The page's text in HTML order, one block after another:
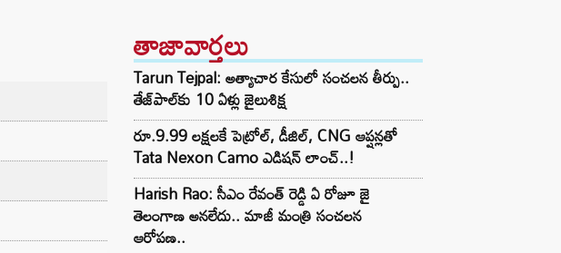
తాజావార్తలు
Tarun Tejpal: అత్యాచార కేసులో సంచలన తీర్పు..
తేజ్‌పాల్‌కు 10 ఏళ్లు జైలుశిక్ష
రూ.9.99 లక్షలకే పెట్రోల్, డీజిల్, CNG ఆప్షన్లతో
Tata Nexon Camo ఎడిషన్ లాంచ్..!
Harish Rao: సీఎం రేవంత్ రెడ్డి ఏ రోజూ జై
తెలంగాణ అనలేదు.. మాజీ మంత్రి సంచలన
ఆరోపణ..